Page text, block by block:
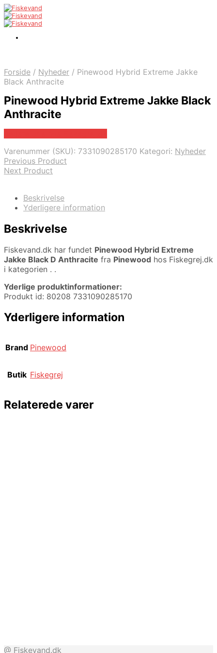
Forside / Nyheder / Pinewood Hybrid Extreme Jakke
Black Anthracite
Pinewood Hybrid Extreme Jakke Black
Anthracite
Varenummer (SKU): 7331090285170 Kategori: Nyheder
Previous Product
Next Product
Beskrivelse
Yderligere information
Beskrivelse
Fiskevand.dk har fundet Pinewood Hybrid Extreme
Jakke Black D Anthracite fra Pinewood hos Fiskegrej.dk
i kategorien . .
Yderlige produktinformationer:
Produkt id: 80208 7331090285170
Yderligere information
Brand Pinewood
Butik Fiskegrej
Relaterede varer
@ Fiskevand.dk